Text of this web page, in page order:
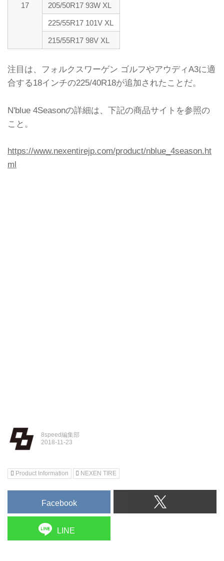
17 205/50R17 93W XL
225/55R17 101V XL
215/55R17 98V XL
注目は、フォルクスワーゲン ゴルフやアウディA3に適
合する18インチの225/40R18が追加されたことだ。
N'blue 4Seasonの詳細は、下記の商品サイトを参照の
こと。
https://www.nexentirejp.com/product/nblue_4season.ht
ml
8speed編集部
Product Information NEXEN TIRE
Facebook
LINE